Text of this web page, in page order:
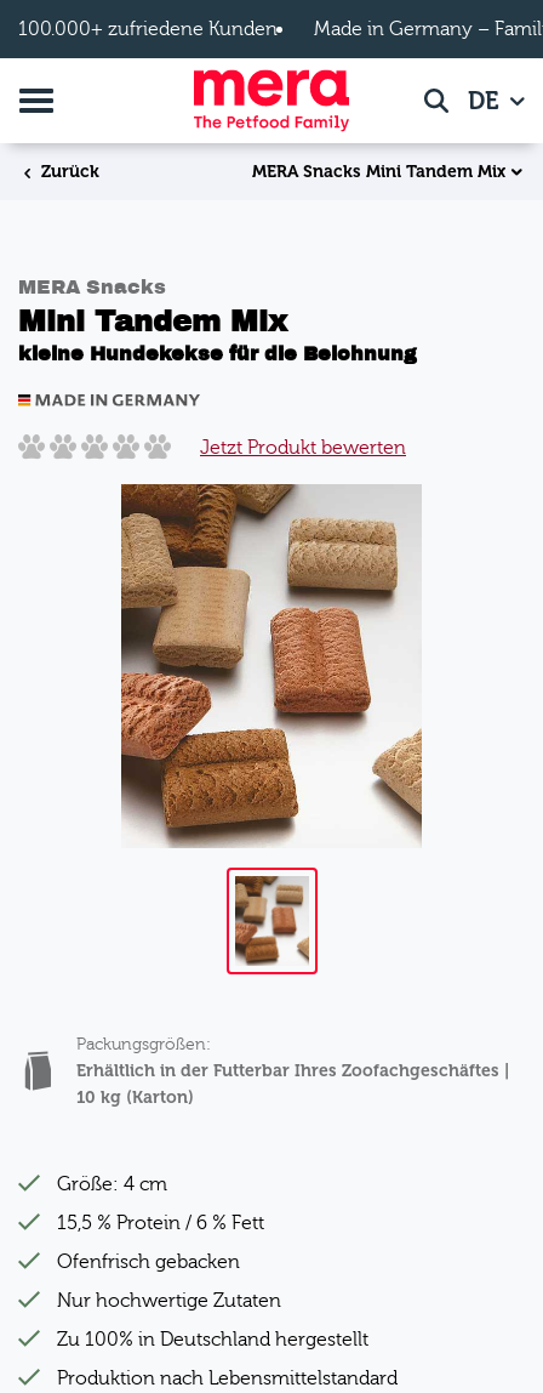
100.000+ zufriedene Kunden Made in Germany –
Navigation umschalten Suche DE
Zurück MERA Snacks Mini Tandem Mix
MERA Snacks
Mini Tandem Mix
kleine Hundekekse für die Belohnung
Jetzt Produkt bewerten
Packungsgrößen:
Erhältlich in der Futterbar Ihres Zoofachgeschäftes |
10 kg (Karton)
Größe: 4 cm
15,5 % Protein / 6 % Fett
Ofenfrisch gebacken
Nur hochwertige Zutaten
Zu 100% in Deutschland hergestellt
Produktion nach Lebensmittelstandard